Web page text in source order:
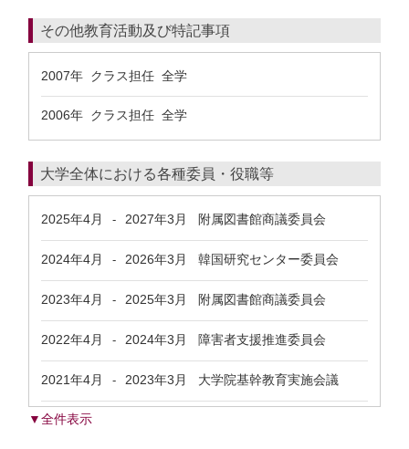
その他教育活動及び特記事項
2007年 クラス担任 全学
2006年 クラス担任 全学
大学全体における各種委員・役職等
2025年4月 - 2027年3月 附属図書館商議委員会
2024年4月 - 2026年3月 韓国研究センター委員会
2023年4月 - 2025年3月 附属図書館商議委員会
2022年4月 - 2024年3月 障害者支援推進委員会
2021年4月 - 2023年3月 大学院基幹教育実施会議
▼全件表示